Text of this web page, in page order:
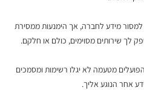
מידע לחברה, אך הימנעות ממסירת
לך שירותים מסוימים, כולם או חלקם.
מטעמה לא יגלו רשימות ומסמכים
אחר הנוגע אליך.